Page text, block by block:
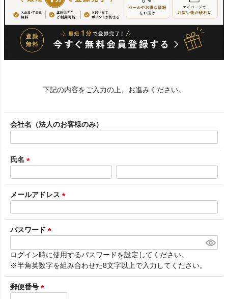
下記の内容をご入力の上、お進みください。
会社名（法人のお客様のみ）
氏名
必
須
メールアドレス
必
パスワード
必
須
)
ログイン時に使用するパスワードを設定してください。
※半角英数字を組み合わせた8文字以上で入力してください。
郵便番号